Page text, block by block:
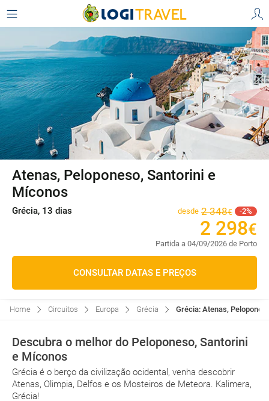
Atenas, Peloponeso, Santorini e
Míconos
Grécia, 13 dias desde 2 348€ 2
2 298€
Partida a 04/09/2026 de Porto
CONSULTAR DATAS E PREÇOS
Home Circuitos Europa Grécia Grécia: Atenas,
Descubra o melhor do Peloponeso, Santorini
e Míconos
Grécia é o berço da civilização ocidental, venha descobrir
Atenas, Olimpia, Delfos e os Mosteiros de Meteora. Kalimera,
Grécia!